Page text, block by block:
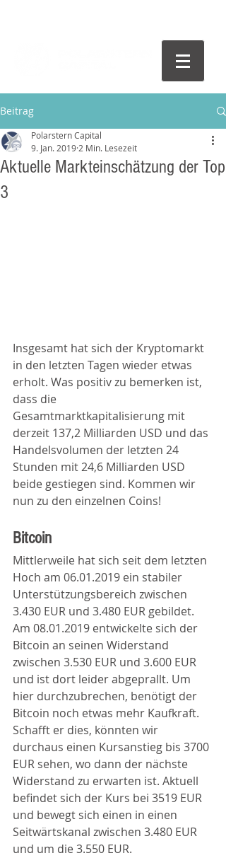
Beitrag
Aktuelle Markteinschätzung der Top
3
Polarstern Capital
9. Jan. 2019 2 Min. Lesezeit
Insgesamt hat sich der Kryptomarkt
in den letzten Tagen wieder etwas
erholt. Was positiv zu bemerken ist,
dass die
Gesamtmarktkapitalisierung mit
derzeit 137,2 Milliarden USD und das
Handelsvolumen der letzten 24
Stunden mit 24,6 Milliarden USD
beide gestiegen sind. Kommen wir
nun zu den einzelnen Coins!
Bitcoin
Mittlerweile hat sich seit dem letzten
Hoch am 06.01.2019 ein stabiler
Unterstützungsbereich zwischen
3.430 EUR und 3.480 EUR gebildet.
Am 08.01.2019 entwickelte sich der
Bitcoin an seinen Widerstand
zwischen 3.530 EUR und 3.600 EUR
und ist dort leider abgeprallt. Um
hier durchzubrechen, benötigt der
Bitcoin noch etwas mehr Kaufkraft.
Schafft er dies, könnten wir
durchaus einen Kursanstieg bis 3700
EUR sehen, wo dann der nächste
Widerstand zu erwarten ist. Aktuell
befindet sich der Kurs bei 3519 EUR
und bewegt sich einen in einen
Seitwärtskanal zwischen 3.480 EUR
und um die 3.550 EUR.